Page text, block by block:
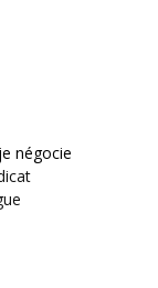
négocie